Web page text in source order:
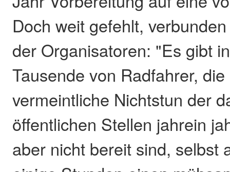
Doch weit gefehlt,
der Organisatoren: "Es gibt
Tausende von Radfahrer,
vermeintliche Nichtstun der
öffentlichen Stellen jahrein
aber nicht bereit sind, selbst